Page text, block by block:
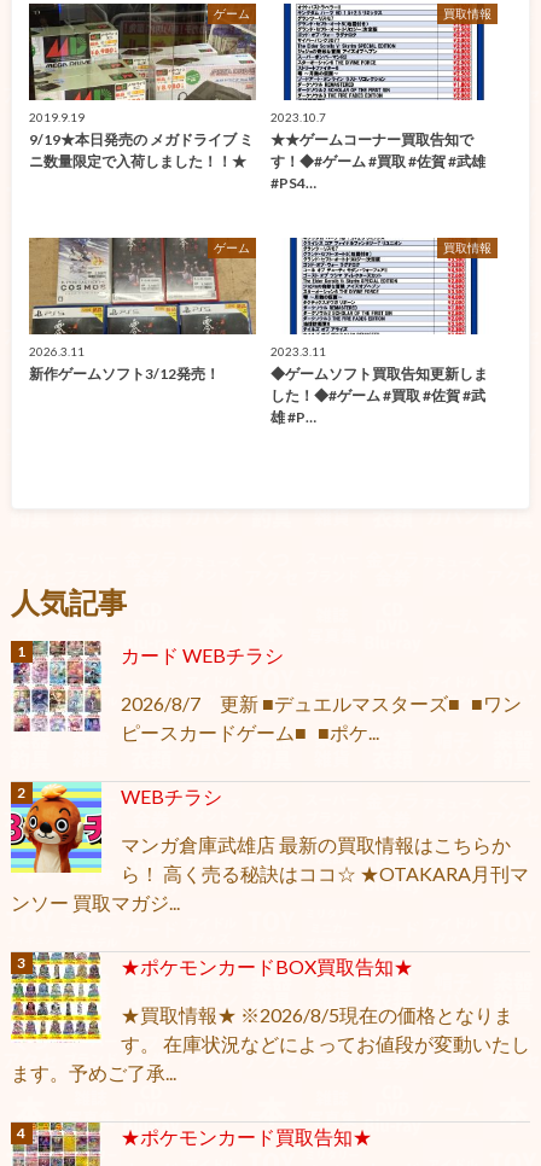
ゲーム
2019.9.19
9/19★本日発売の メガドライブ ミ
ニ数量限定で入荷しました！！★
買取情報
2023.10.7
★★ゲームコーナー買取告知で
す！◆#ゲーム #買取 #佐賀 #武雄
#PS4…
ゲーム
2026.3.11
新作ゲームソフト3/12発売！
買取情報
2023.3.11
◆ゲームソフト買取告知更新しま
した！◆#ゲーム #買取 #佐賀 #武
雄 #P…
人気記事
カード WEBチラシ
2026/8/7 更新 ■デュエルマスターズ■ ■ワン
ピースカードゲーム■ ■ポケ...
WEBチラシ
マンガ倉庫武雄店 最新の買取情報はこちらか
ら！ 高く売る秘訣はココ☆ ★OTAKARA月刊マ
ンソー 買取マガジ...
★ポケモンカードBOX買取告知★
★買取情報★ ※2026/8/5現在の価格となりま
す。 在庫状況などによってお値段が変動いたし
ます。予めご了承...
★ポケモンカード買取告知★